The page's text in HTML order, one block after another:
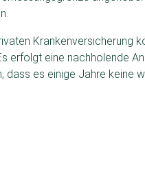
Krankenversicherung
erfolgt eine nachholende
dass es einige Jahre keine